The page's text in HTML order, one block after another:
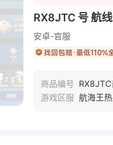
RX8JTC 号 航
安卓-官服
商品编号 RX8JTC
游戏区服 航海王